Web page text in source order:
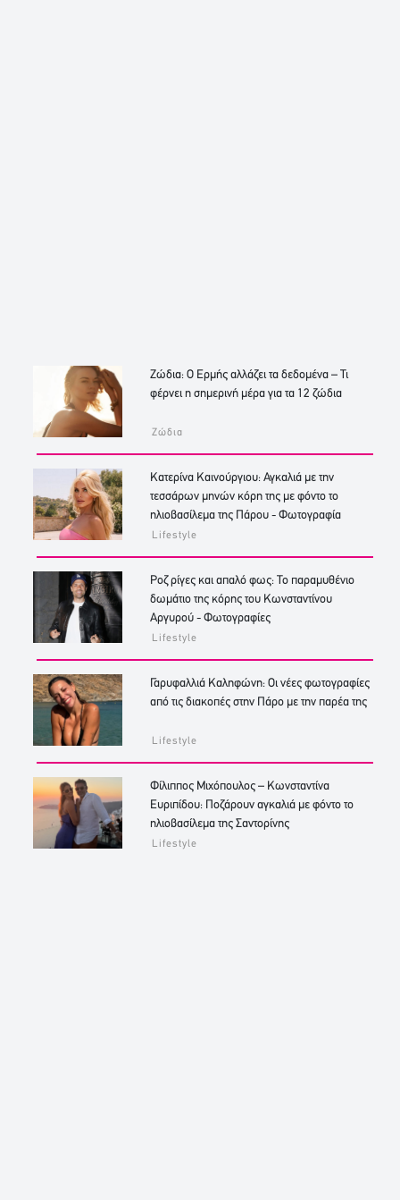
Ζώδια: Ο Ερμής αλλάζει τα δεδομένα – Τι
φέρνει η σημερινή μέρα για τα 12 ζώδια
Ζώδια
Κατερίνα Καινούργιου: Αγκαλιά με την
τεσσάρων μηνών κόρη της με φόντο το
ηλιοβασίλεμα της Πάρου - Φωτογραφία
Lifestyle
Ροζ ρίγες και απαλό φως: Το παραμυθένιο
δωμάτιο της κόρης του Κωνσταντίνου
Αργυρού - Φωτογραφίες
Lifestyle
Γαρυφαλλιά Καληφώνη: Οι νέες φωτογραφίες
από τις διακοπές στην Πάρο με την παρέα της
Lifestyle
Φίλιππος Μιχόπουλος – Κωνσταντίνα
Ευριπίδου: Ποζάρουν αγκαλιά με φόντο το
ηλιοβασίλεμα της Σαντορίνης
Lifestyle